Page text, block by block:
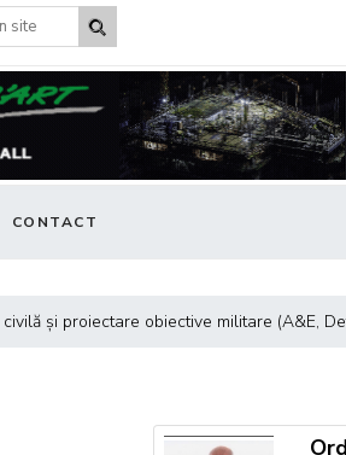
CONTACT
și proiectare obiective militare (A&E,